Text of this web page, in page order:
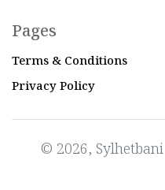
Pages
Terms & Conditions
Privacy Policy
© 2026,